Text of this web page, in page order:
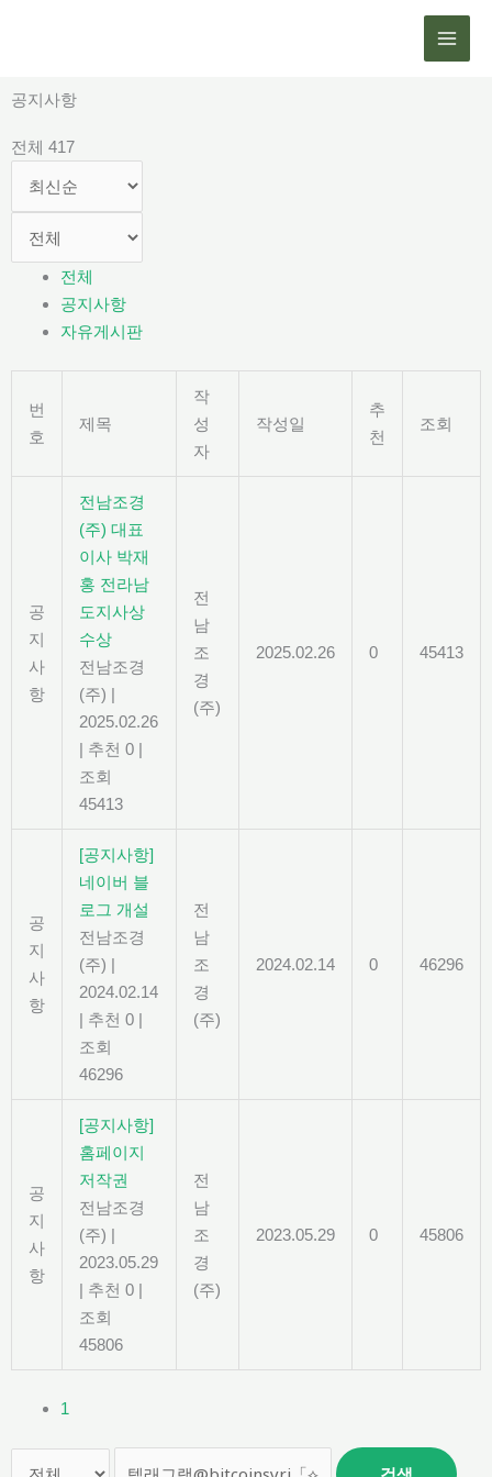
로
너
공지사항
전체 417
전체
공지사항
자유게시판
번
호
제목
작
성
자
작성일
추
천
조회
공
지
사
항
전남조경
(주) 대표
이사 박재
홍 전라남
도지사상
수상
전남조경
(주) |
2025.02.26
| 추천 0 |
조회
45413
전
남
조
경
(주)
2025.02.26 0 45413
공
지
사
항
[공지사항]
네이버 블
로그 개설
전남조경
(주) |
2024.02.14
| 추천 0 |
조회
46296
전
남
조
경
(주)
2024.02.14 0 46296
공
지
사
항
[공지사항]
홈페이지
저작권
전남조경
(주) |
2023.05.29
| 추천 0 |
조회
45806
전
남
조
경
(주)
2023.05.29 0 45806
1